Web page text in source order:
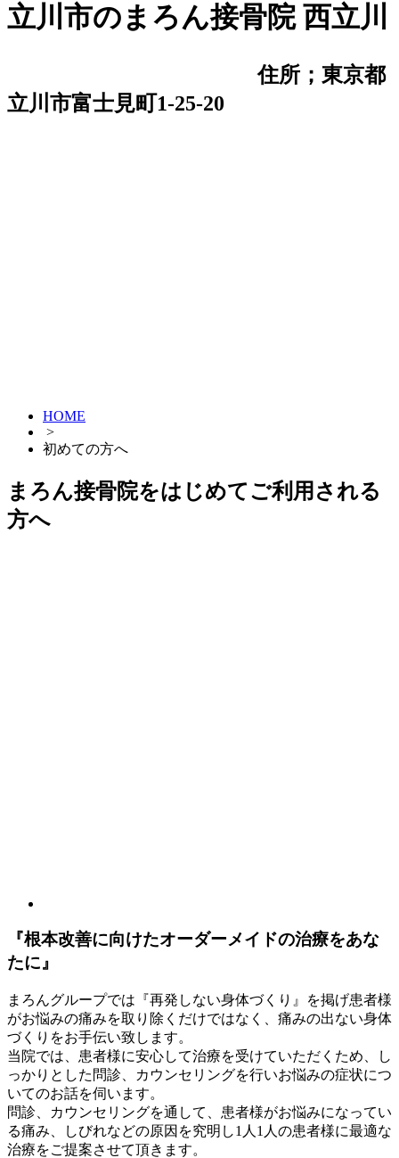
立川市のまろん接骨院 西立川
住所；東京都
立川市富士見町1-25-20
HOME
>
初めての方へ
まろん接骨院をはじめてご利用される
方へ
『根本改善に向けたオーダーメイドの治療をあな
たに』
まろんグループでは 『再発しない身体づくり』
を掲げ患者様
がお悩みの痛みを取り除くだけではなく、痛みの出ない身体
づくりをお手伝い致します。
当院では、患者様に安心して治療を受けていただくため、し
っかりとした問診、カウンセリングを行いお悩みの症状につ
いてのお話を伺います。
問診、カウンセリングを通して、患者様がお悩みになってい
る痛み、しびれなどの原因を究明し1人1人の患者様に最適な
治療をご提案させて頂きます。